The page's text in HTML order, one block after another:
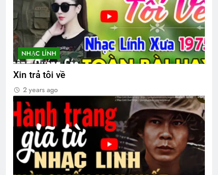
NHẠC LÍNH
Xin trả tôi về
2 years ago